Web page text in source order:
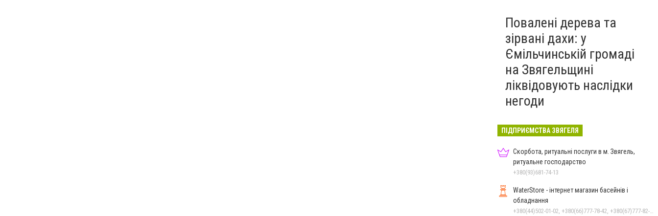
Повалені дерева та
зірвані дахи: у
Ємільчинській громаді
на Звягельщині
ліквідовують наслідки
негоди
ПІДПРИЄМСТВА ЗВЯГЕЛЯ
Скорбота, ритуальні послуги в м. Звягель,
ритуальне господарство
+380(93)681-74-13
WaterStore - інтернет магазин басейнів і
обладнання
+380(44)502-01-02, +380(66)777-78-42, +380(67)777-82-19, +380(67)890-80-80, +380(73)890-80-80, +380(44)502-01-03